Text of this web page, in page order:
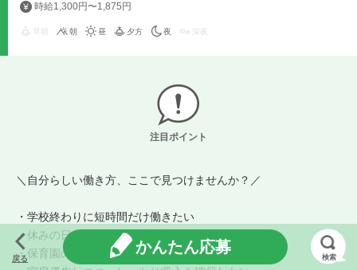
時給1,300円〜1,875円
朝 昼 夕方 夜 深夜
注目ポイント
＼自分らしい働き方、ここで見つけませんか？／
・学校終わりに短時間だけ働きたい
・休みの日にガッツリ稼ぎたい
・保育園の時間だけ働きたい
戻る
かんたん応募
検索